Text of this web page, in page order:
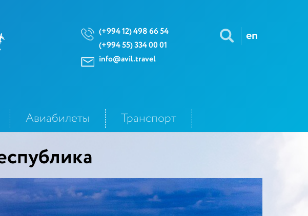
(+994 12) 498 66 54
(+994 55) 334 00 01
info@avil.travel
en
Авиабилеты
Транспорт